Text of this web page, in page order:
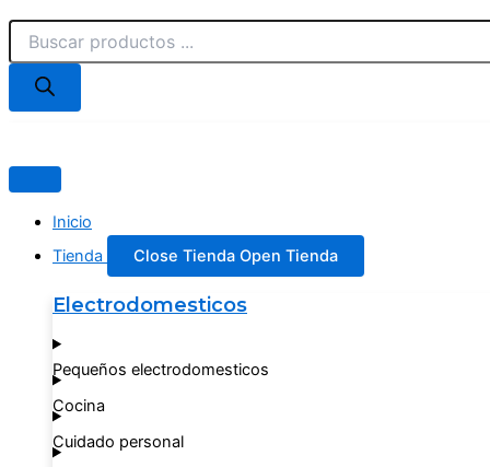
contenido
productos
Inicio
Tienda
Close Tienda Open Tienda
Electrodomesticos
Pequeños electrodomesticos
Cocina
Cuidado personal